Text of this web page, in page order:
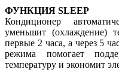
ФУНКЦИЯ SLEEP
Кондиционер
уменьшит (охлаждение)
первые 2 часа, а через 5
режима помогает
температуру и экономит